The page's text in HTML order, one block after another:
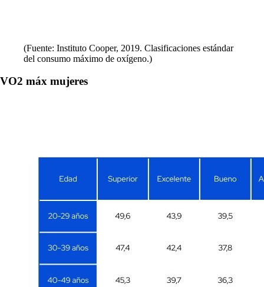
(Fuente: Instituto Cooper, 2019. Clasificaciones estándar
del consumo máximo de oxígeno.)
VO2 máx mujeres